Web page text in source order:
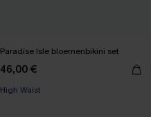
Paradise Isle bloemenbikini set
46,00 €
High Waist